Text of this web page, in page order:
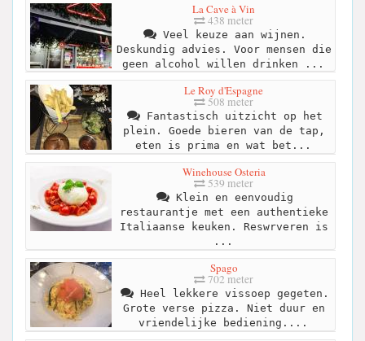
La Cave à Vin
438 meter
Veel keuze aan wijnen.
Deskundig advies. Voor mensen die
geen alcohol willen drinken ...
Le Roy d'Espagne
508 meter
Fantastisch uitzicht op het
plein. Goede bieren van de tap,
eten is prima en wat bet...
Winehouse Osteria
539 meter
Klein en eenvoudig
restaurantje met een authentieke
Italiaanse keuken. Reswrveren is
...
Spago
702 meter
Heel lekkere vissoep gegeten.
Grote verse pizza. Niet duur en
vriendelijke bediening....